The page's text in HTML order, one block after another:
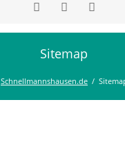
Instaagram
FacebookYoutube
Sitemap
Schnellmannshausen.de